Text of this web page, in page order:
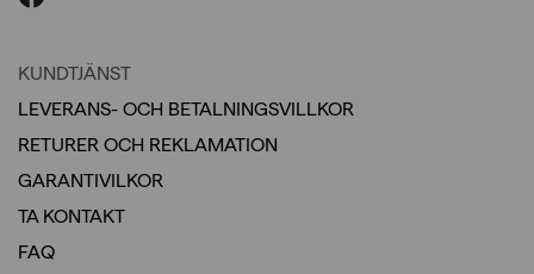
KUNDTJÄNST
LEVERANS- OCH BETALNINGSVILLKOR
RETURER OCH REKLAMATION
GARANTIVILKOR
TA KONTAKT
FAQ